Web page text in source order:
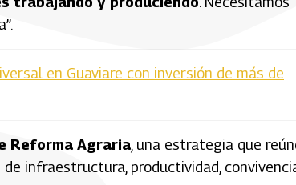
en Guaviare con inversión de más de
Reforma Agraria , una estrategia que
infraestructura, productividad,